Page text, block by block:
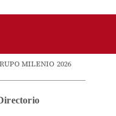
MILENIO 2026